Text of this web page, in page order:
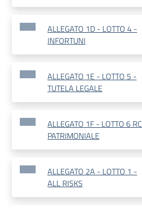
ALLEGATO 1D - LOTTO 4 -
INFORTUNI
ALLEGATO 1E - LOTTO 5 -
TUTELA LEGALE
ALLEGATO 1F - LOTTO 6 RC
PATRIMONIALE
ALLEGATO 2A - LOTTO 1 -
ALL RISKS